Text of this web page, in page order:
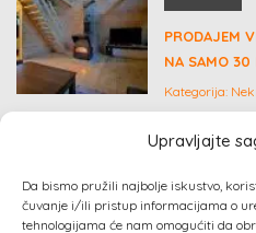
Upravljajte
Da bismo pružili najbolje iskustvo,
čuvanje i/ili pristup informacijama o
tehnologijama će nam omogućiti da
PRODAJEM
NA SAMO 30
Kategorija:
RESIDENCE